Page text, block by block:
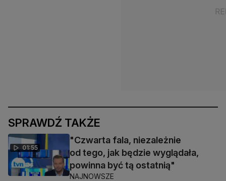
SPRAWDŹ TAKŻE
01:55
"Czwarta fala, niezależnie
od tego, jak będzie wyglądała,
powinna być tą ostatnią"
NAJNOWSZE